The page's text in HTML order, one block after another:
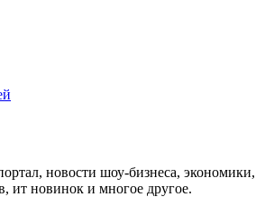
новости шоу-бизнеса, экономики,
ит новинок и многое другое.